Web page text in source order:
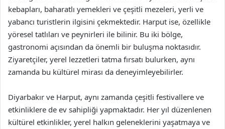
kebapları, baharatlı yemekleri ve çeşitli mezeleri, yerli ve
yabancı turistlerin ilgisini çekmektedir. Harput ise, özellikle
yöresel tatlıları ve peynirleri ile bilinir. Bu iki bölge,
gastronomi açısından da önemli bir buluşma noktasıdır.
Ziyaretçiler, yerel lezzetleri tatma fırsatı bulurken, aynı
zamanda bu kültürel mirası da deneyimleyebilirler.
Diyarbakır ve Harput, aynı zamanda çeşitli festivallere ve
etkinliklere de ev sahipliği yapmaktadır. Her yıl düzenlenen
kültürel etkinlikler, yerel halkın geleneklerini yaşatmaya ve